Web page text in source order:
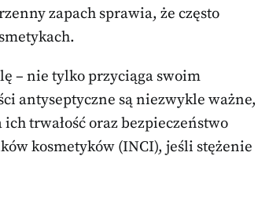
zapach sprawia, że często
– nie tylko przyciąga swoim
antyseptyczne są niezwykle ważne,
trwałość oraz bezpieczeństwo
kosmetyków (INCI), jeśli stężenie